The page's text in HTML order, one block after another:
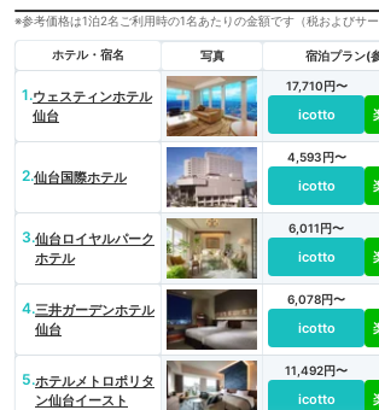
※参考価格は1泊2名ご利用時の1名あたりの金額です（税およびサー
ホテル・宿名 写真 宿泊プラン(
1.ウェスティンホテル
仙台
17,710円〜
icotto
2.仙台国際ホテル
4,593円〜
icotto
3.仙台ロイヤルパーク
ホテル
6,011円〜
icotto
4.三井ガーデンホテル
仙台
6,078円〜
icotto
5.ホテルメトロポリタ
ン仙台イースト
11,492円〜
icotto